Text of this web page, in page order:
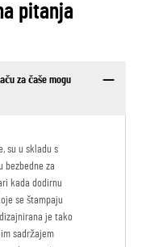
pitanja
za čaše mogu
su u skladu s
bezbedne za
kada dodirnu
se štampaju
je tako
sadržajem